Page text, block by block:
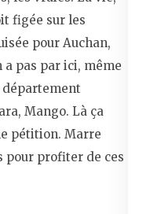
figée sur les
pour Auchan,
a pas par ici, même
département
Mango. Là ça
pétition. Marre
pour profiter de ces